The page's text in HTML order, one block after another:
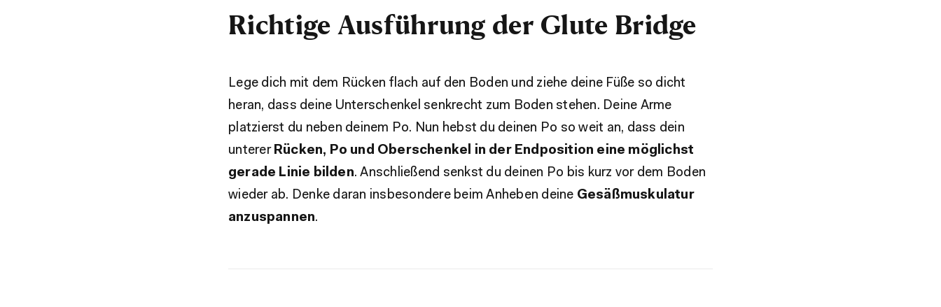
Richtige Ausführung der Glute Bridge
Lege dich mit dem Rücken flach auf den Boden und ziehe deine Füße so dicht
heran, dass deine Unterschenkel senkrecht zum Boden stehen. Deine Arme
platzierst du neben deinem Po. Nun hebst du deinen Po so weit an, dass dein
unterer Rücken, Po und Oberschenkel in der Endposition eine möglichst
gerade Linie bilden. Anschließend senkst du deinen Po bis kurz vor dem Boden
wieder ab. Denke daran insbesondere beim Anheben deine Gesäßmuskulatur
anzuspannen.